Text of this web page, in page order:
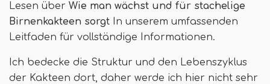
Lesen über Wie man wächst und für stachelige
Birnenkakteen sorgt In unserem umfassenden
Leitfaden für vollständige Informationen.
Ich bedecke die Struktur und den Lebenszyklus
der Kakteen dort, daher werde ich hier nicht sehr